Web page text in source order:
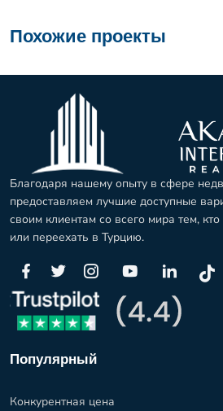
Похожие проекты
Благодаря нашему опыту в сфере
предоставляем лучшие доступные
своим клиентам со всего мира тем,
или переехать в Турцию.
Популярный
Конкурентная цена